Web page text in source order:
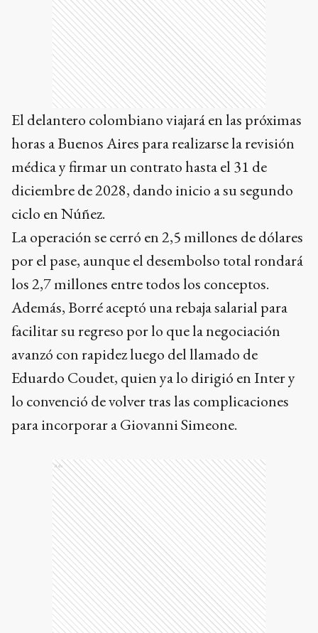
El delantero colombiano viajará en las próximas
horas a Buenos Aires para realizarse la revisión
médica y firmar un contrato hasta el 31 de
diciembre de 2028, dando inicio a su segundo
ciclo en Núñez.
La operación se cerró en 2,5 millones de dólares
por el pase, aunque el desembolso total rondará
los 2,7 millones entre todos los conceptos.
Además, Borré aceptó una rebaja salarial para
facilitar su regreso por lo que la negociación
avanzó con rapidez luego del llamado de
Eduardo Coudet, quien ya lo dirigió en Inter y
lo convenció de volver tras las complicaciones
para incorporar a Giovanni Simeone.
El atacante, de 30 años, permanecerá en Buenos
Aires hasta el regreso del plantel, que realiza la
pretemporada en Alicante, y se espera que se